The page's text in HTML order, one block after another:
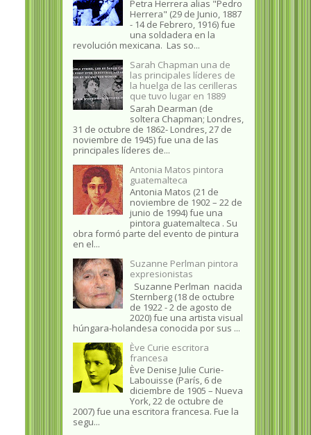
Petra Herrera alias "Pedro
Herrera" (29 de Junio, 1887
- 14 de Febrero, 1916) fue
una soldadera en la
revolución mexicana. Las so...
Sarah Chapman una de
las principales líderes de
la huelga de las cerilleras
que tuvo lugar en 1889
Sarah Dearman (de
soltera Chapman; Londres,
31 de octubre de 1862​- Londres, 27 de
noviembre de 1945)​ fue una de las
principales líderes de...
Antonia Matos pintora
guatemalteca
Antonia Matos (21 de
noviembre de 1902 – 22 de
junio de 1994) fue una
pintora guatemalteca . Su
obra formó parte del evento de pintura
en el...
Suzanne Perlman pintora
expresionistas
Suzanne Perlman nacida
Sternberg (18 de octubre
de 1922 - 2 de agosto de
2020) fue una artista visual
húngara-holandesa conocida por sus ...
Ève Curie escritora
francesa
Ève Denise Julie Curie-
Labouisse (París, 6 de
diciembre de 1905 – Nueva
York, 22 de octubre de
2007) fue una escritora francesa. Fue la
segu...